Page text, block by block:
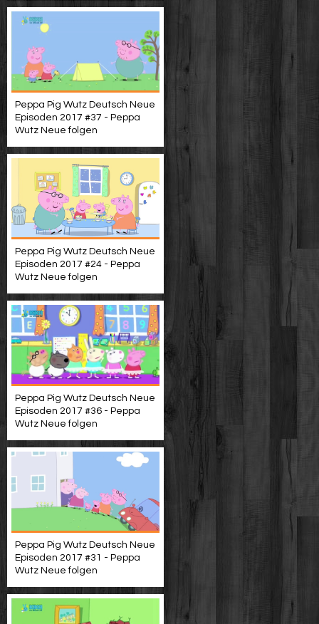
Peppa Pig Wutz Deutsch Neue
Episoden 2017 #37 - Peppa
Wutz Neue folgen
Peppa Pig Wutz Deutsch Neue
Episoden 2017 #24 - Peppa
Wutz Neue folgen
Peppa Pig Wutz Deutsch Neue
Episoden 2017 #36 - Peppa
Wutz Neue folgen
Peppa Pig Wutz Deutsch Neue
Episoden 2017 #31 - Peppa
Wutz Neue folgen